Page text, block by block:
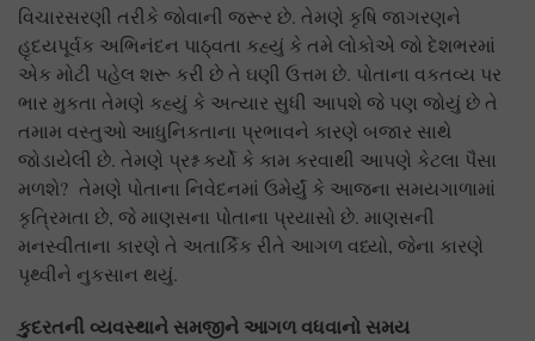
વિચારસરણી તરીકે જોવાની જરૂર છે. તેમણે કૃષિ જાગરણને
હૃદયપૂર્વક અભિનંદન પાઠ્વતા કહ્યું કે તમે લોકોએ જો દેશભરમાં
એક મોટી પહેલ શરૂ કરી છે તે ઘણી ઉત્તમ છે. પોતાના વકતવ્ય પર
ભાર મુકતા તેમણે કહ્યું કે અત્યાર સુધી આપશે જે પણ જોયું છે તે
તમામ વસ્તુઓ આધુનિકતાના પ્રભાવને કારણે બજાર સાથે
જોડાયેલી છે. તેમણે પ્રશ્ન કર્યો કે કામ કરવાથી આપણે કેટલા પૈસા
મળશે? તેમણે પોતાના નિવેદનમાં ઉમેર્યું કે આજના સમયગાળામાં
કૃત્રિમતા છે, જે માણસના પોતાના પ્રયાસો છે. માણસની
મનસ્વીતાના કારણે તે અતાર્કિક રીતે આગળ વધ્યો, જેના કારણે
પૃથ્વીને નુકસાન થયું.
કુદરતની વ્યવસ્થાને સમજીને આગળ વધવાનો સમય